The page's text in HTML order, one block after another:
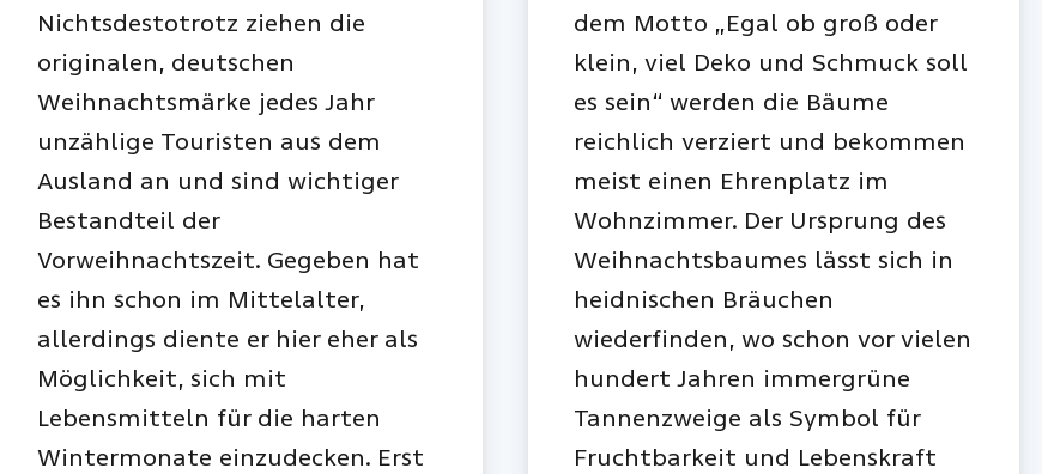
Nichtsdestotrotz ziehen die
originalen, deutschen
Weihnachtsmärke jedes Jahr
unzählige Touristen aus dem
Ausland an und sind wichtiger
Bestandteil der
Vorweihnachtszeit. Gegeben hat
es ihn schon im Mittelalter,
allerdings diente er hier eher als
Möglichkeit, sich mit
Lebensmitteln für die harten
Wintermonate einzudecken. Erst
dem Motto „Egal ob groß oder
klein, viel Deko und Schmuck soll
es sein“ werden die Bäume
reichlich verziert und bekommen
meist einen Ehrenplatz im
Wohnzimmer. Der Ursprung des
Weihnachtsbaumes lässt sich in
heidnischen Bräuchen
wiederfinden, wo schon vor vielen
hundert Jahren immergrüne
Tannenzweige als Symbol für
Fruchtbarkeit und Lebenskraft